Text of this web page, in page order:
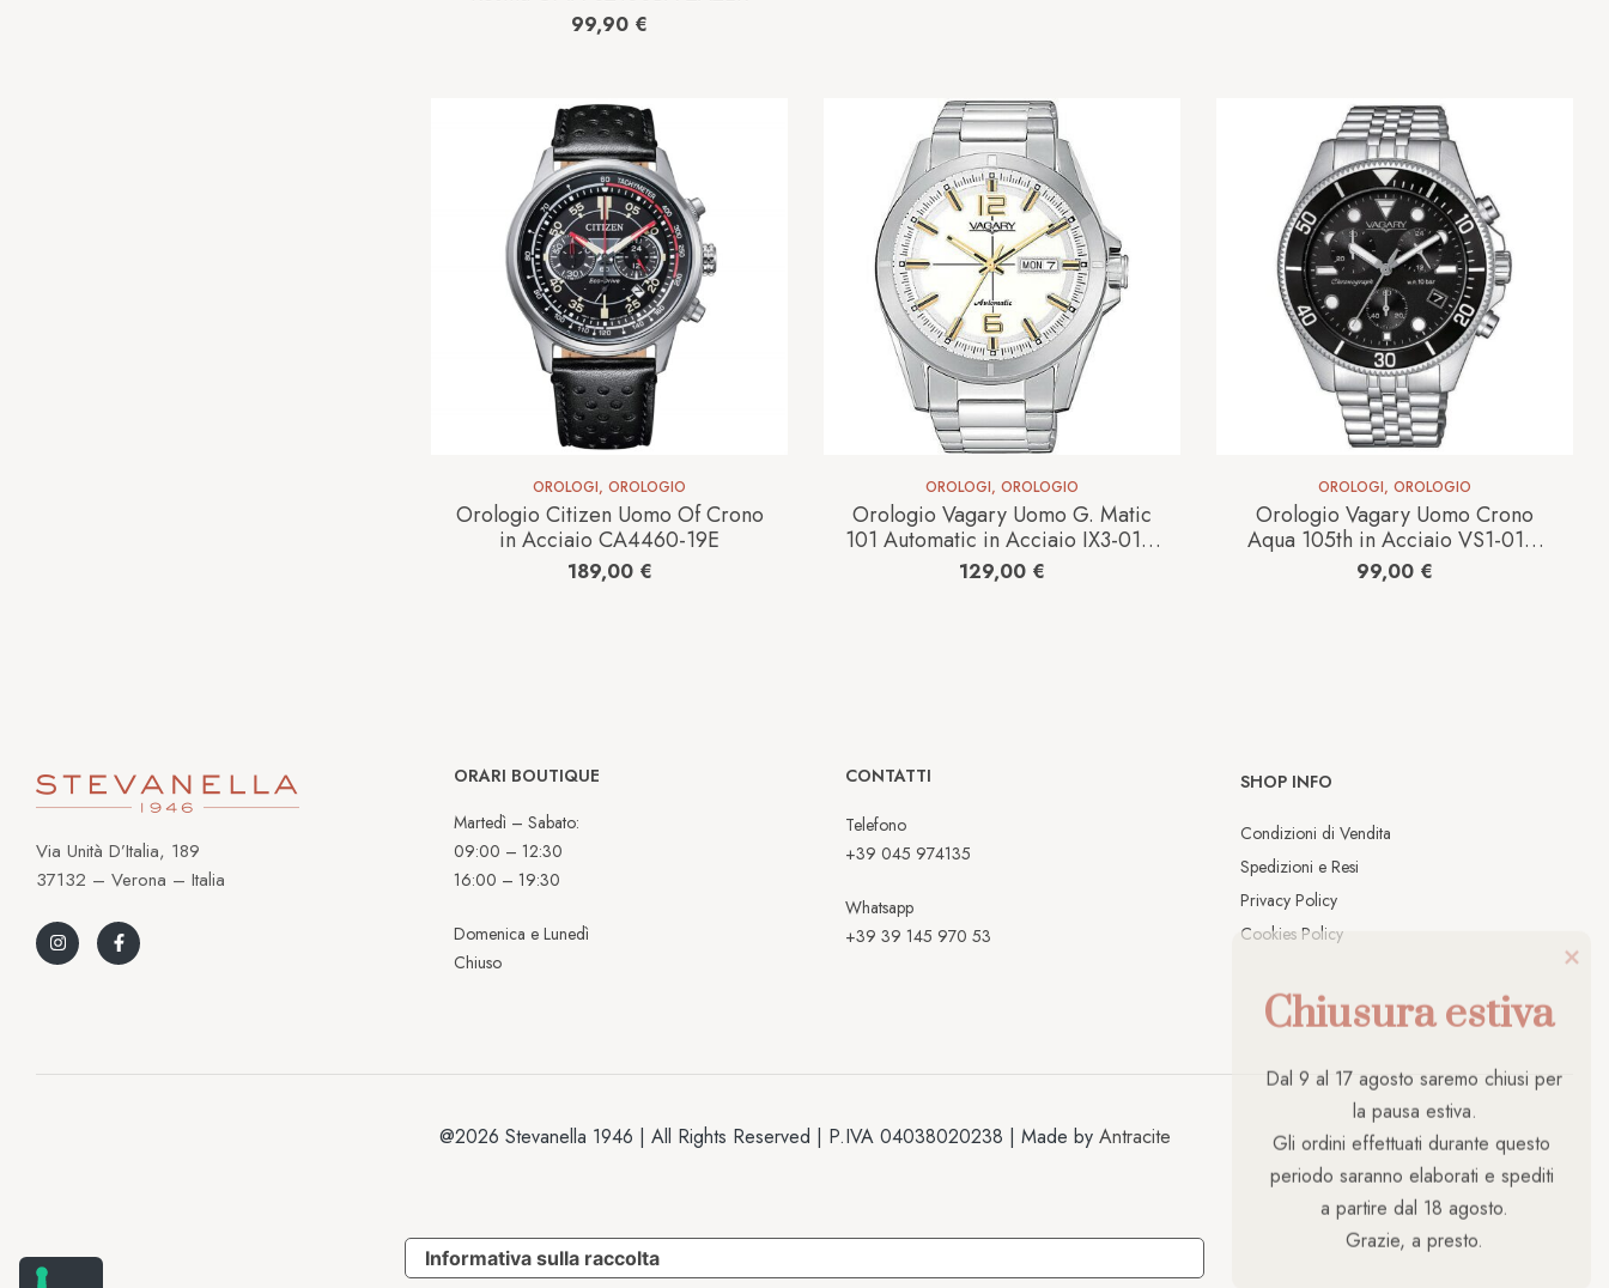
99,90 €
OROLOGI, OROLOGIO
Orologio Citizen Uomo Of Crono
in Acciaio CA4460-19E
189,00 €
OROLOGI, OROLOGIO
Orologio Vagary Uomo G. Matic
101 Automatic in Acciaio IX3-017-
11
129,00 €
OROLOGI, OROLOGIO
Orologio Vagary Uomo Crono
Aqua 105th in Acciaio VS1-019-
55
99,00 €
Via Unità D’Italia, 189
37132 – Verona – Italia
ORARI BOUTIQUE
Martedì – Sabato:
09:00 – 12:30
16:00 – 19:30
Domenica e Lunedì
Chiuso
CONTATTI
Telefono
+39 045 974135
Whatsapp
+39 39 145 970 53
SHOP INFO
Condizioni di Vendita
Spedizioni e Resi
Privacy Policy
Cookies Policy
@2026 Stevanella 1946 | All Rights Reserved | P.IVA 04038020238 | Made by Antracite
Chiusura estiva
la pausa estiva.
Gli ordini effettuati durante questo
periodo saranno elaborati e spediti
a partire dal 18 agosto.
Grazie, a presto.
Informativa sulla raccolta